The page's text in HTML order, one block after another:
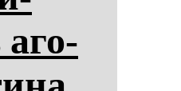
аго­